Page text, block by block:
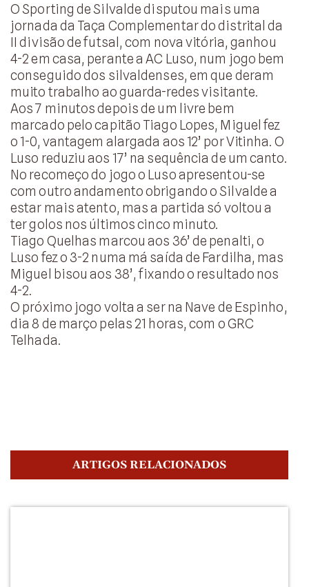
O Sporting de Silvalde disputou mais uma
jornada da Taça Complementar do distrital da
II divisão de futsal, com nova vitória, ganhou
4-2 em casa, perante a AC Luso, num jogo bem
conseguido dos silvaldenses, em que deram
muito trabalho ao guarda-redes visitante.
Aos 7 minutos depois de um livre bem
marcado pelo capitão Tiago Lopes, Miguel fez
o 1-0, vantagem alargada aos 12’ por Vitinha. O
Luso reduziu aos 17’ na sequência de um canto.
No recomeço do jogo o Luso apresentou-se
com outro andamento obrigando o Silvalde a
estar mais atento, mas a partida só voltou a
ter golos nos últimos cinco minuto.
Tiago Quelhas marcou aos 36’ de penalti, o
Luso fez o 3-2 numa má saída de Fardilha, mas
Miguel bisou aos 38’, fixando o resultado nos
4-2.
O próximo jogo volta a ser na Nave de Espinho,
dia 8 de março pelas 21 horas, com o GRC
Telhada.
ARTIGOS RELACIONADOS